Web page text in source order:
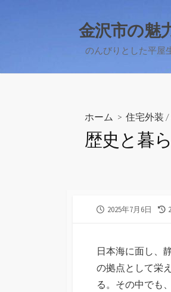
金沢市の魅
のんびりとした平屋
ホーム > 住宅外装 /
歴史と暮
公
2025年7月6日
日本海に面し、
の拠点として栄
る。その中でも